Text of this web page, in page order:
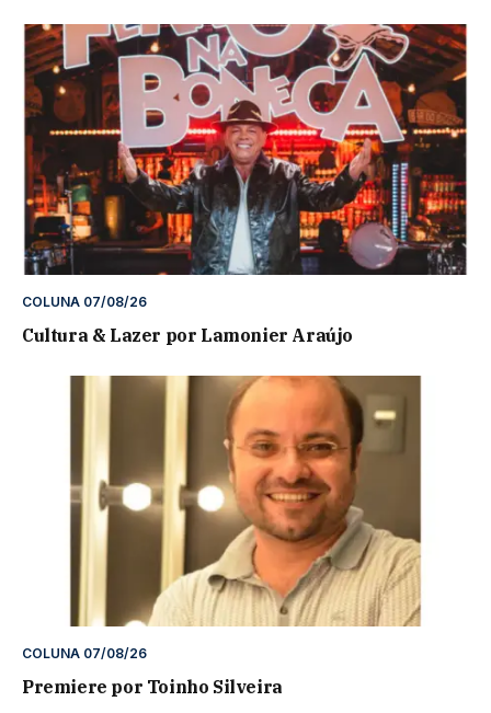
COLUNA 07/08/26
Cultura & Lazer por Lamonier Araújo
COLUNA 07/08/26
Premiere por Toinho Silveira